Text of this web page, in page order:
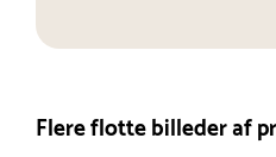
Flere flotte billeder af